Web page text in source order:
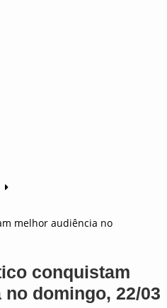
melhor audiência no
conquistam
domingo, 22/03